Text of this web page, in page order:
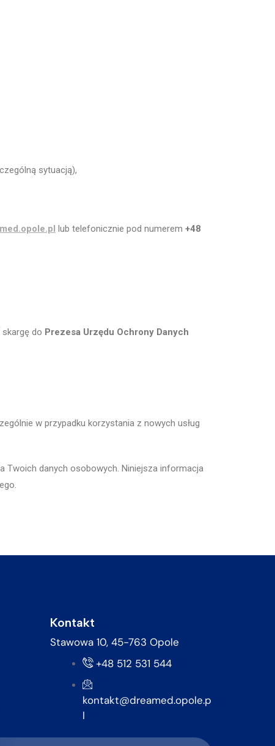
sytuacją),
lub telefonicznie pod numerem +48
do Prezesa Urzędu Ochrony Danych
w przypadku korzystania z nowych usług
Twoich danych osobowych. Niniejsza informacja
Kontakt
Stawowa 10, 45-763 Opole
+48 512 531 544
kontakt@dreamed.opole.p
l